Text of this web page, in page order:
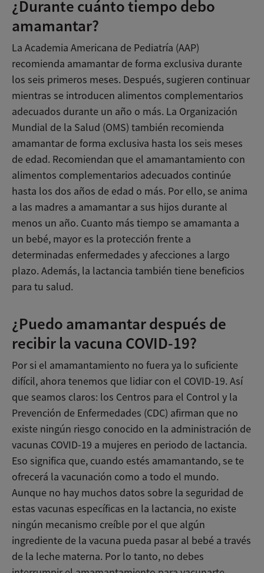
¿Durante cuánto tiempo debo
amamantar?
La Academia Americana de Pediatría (AAP)
recomienda amamantar de forma exclusiva durante
los seis primeros meses. Después, sugieren continuar
mientras se introducen alimentos complementarios
adecuados durante un año o más. La Organización
Mundial de la Salud (OMS) también recomienda
amamantar de forma exclusiva hasta los seis meses
de edad. Recomiendan que el amamantamiento con
alimentos complementarios adecuados continúe
hasta los dos años de edad o más. Por ello, se anima
a las madres a amamantar a sus hijos durante al
menos un año. Cuanto más tiempo se amamanta a
un bebé, mayor es la protección frente a
determinadas enfermedades y afecciones a largo
plazo. Además, la lactancia también tiene beneficios
para tu salud.
¿Puedo amamantar después de
recibir la vacuna COVID-19?
Por si el amamantamiento no fuera ya lo suficiente
difícil, ahora tenemos que lidiar con el COVID-19. Así
que seamos claros: los Centros para el Control y la
Prevención de Enfermedades (CDC) afirman que no
existe ningún riesgo conocido en la administración de
vacunas COVID-19 a mujeres en periodo de lactancia.
Eso significa que, cuando estés amamantando, se te
ofrecerá la vacunación como a todo el mundo.
Aunque no hay muchos datos sobre la seguridad de
estas vacunas específicas en la lactancia, no existe
ningún mecanismo creíble por el que algún
ingrediente de la vacuna pueda pasar al bebé a través
de la leche materna. Por lo tanto, no debes